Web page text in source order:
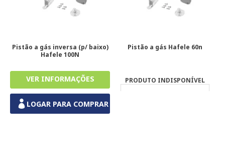
Pistão a gás inversa (p/ baixo)
Hafele 100N
LOGAR PARA COMPRAR
Pistão a gás Hafele 60n
PRODUTO INDISPONÍVEL